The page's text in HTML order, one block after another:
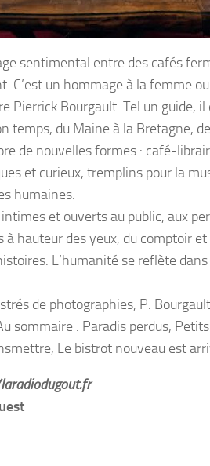
sentimental entre des cafés
C’est un hommage à la femme
Pierrick Bourgault. Tel un guide,
temps, du Maine à la Bretagne,
de nouvelles formes : café-
et curieux, tremplins pour la
humaines.
et ouverts au public, aux
à hauteur des yeux, du comptoir
L’humanité se reflète
de photographies, P.
sommaire : Paradis perdus,
Le bistrot nouveau est